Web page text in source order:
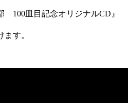
100皿目記念オリジナルCD』
す。